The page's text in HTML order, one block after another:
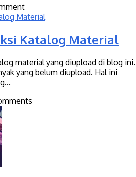
Katalog Material
material yang diupload di blog ini.
yang belum diupload. Hal ini